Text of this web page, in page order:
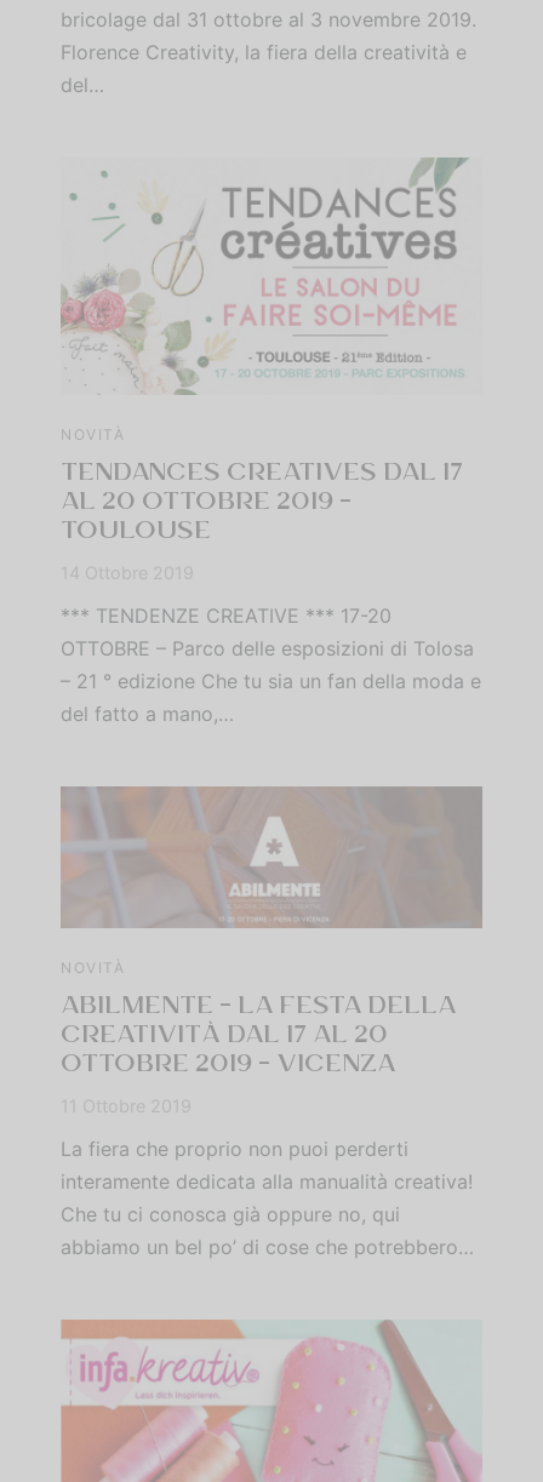
bricolage dal 31 ottobre al 3 novembre 2019.
Florence Creativity, la fiera della creatività e
del…
NOVITÀ
TENDANCES CREATIVES DAL 17
AL 20 OTTOBRE 2019 –
TOULOUSE
14 Ottobre 2019
*** TENDENZE CREATIVE *** 17-20
OTTOBRE – Parco delle esposizioni di Tolosa
– 21 ° edizione Che tu sia un fan della moda e
del fatto a mano,…
NOVITÀ
ABILMENTE – LA FESTA DELLA
CREATIVITÀ DAL 17 AL 20
OTTOBRE 2019 – VICENZA
11 Ottobre 2019
La fiera che proprio non puoi perderti
interamente dedicata alla manualità creativa!
Che tu ci conosca già oppure no, qui
abbiamo un bel po’ di cose che potrebbero…